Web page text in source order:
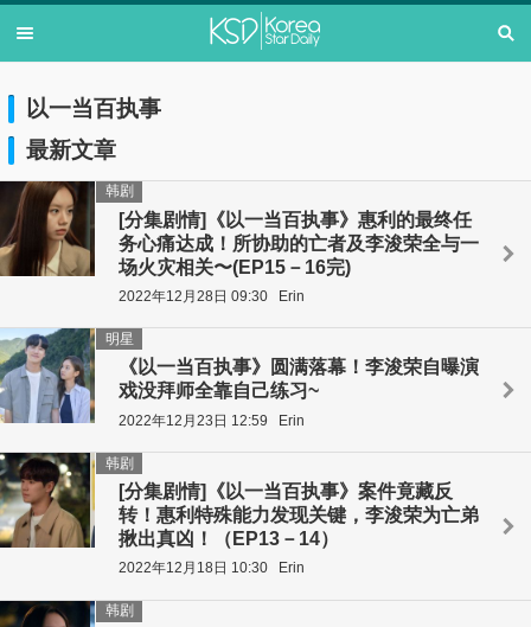
以一当百执事
最新文章
[分集剧情]《以一当百执事》惠利的最终任
务心痛达成！所协助的亡者及李浚荣全与一
场火灾相关〜(EP15－16完)
韩剧
2022年12月28日 09:30 Erin
《以一当百执事》圆满落幕！李浚荣自曝演
戏没拜师全靠自己练习~
明星
2022年12月23日 12:59 Erin
[分集剧情]《以一当百执事》案件竟藏反
转！惠利特殊能力发现关键，李浚荣为亡弟
揪出真凶！（EP13－14）
韩剧
2022年12月18日 10:30 Erin
韩剧